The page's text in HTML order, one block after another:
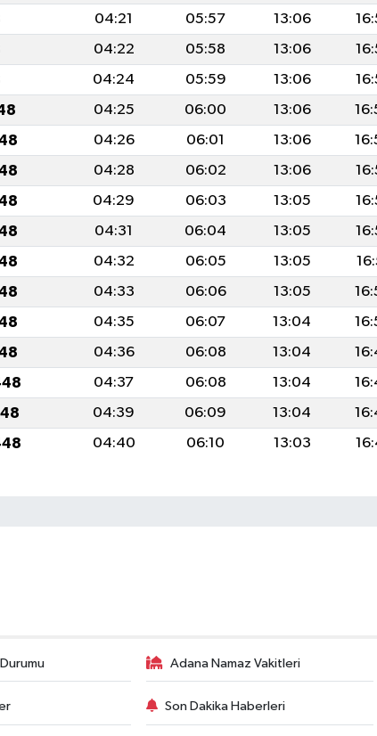
04:21 05:57 13:06
04:22 05:58 13:06
04:24 05:59 13:06
04:25 06:00 13:06
04:26 06:01 13:06
04:28 06:02 13:06
04:29 06:03 13:05
04:31 06:04 13:05
04:32 06:05 13:05
04:33 06:06 13:05
04:35 06:07 13:04
04:36 06:08 13:04
04:37 06:08 13:04
04:39 06:09 13:04
04:40 06:10 13:03
Adana Namaz Vakitleri
Son Dakika Haberleri